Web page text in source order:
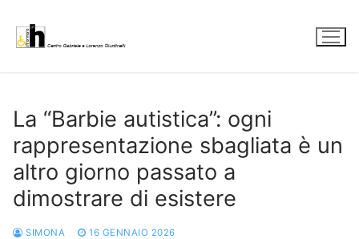
contenuto
La “Barbie autistica”: ogni
rappresentazione sbagliata è un
altro giorno passato a
dimostrare di esistere
SIMONA 16 GENNAIO 2026